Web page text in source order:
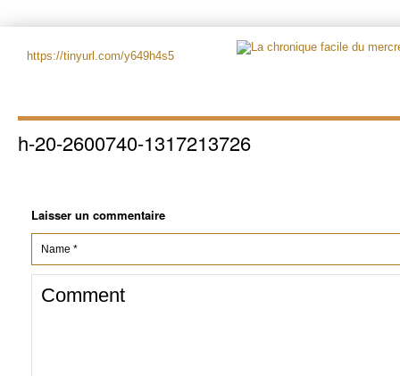
https://tinyurl.com/y649h4s5
h-20-2600740-1317213726
Laisser un commentaire